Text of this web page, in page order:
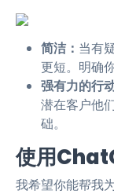
简洁： 当有
更短。明确
强有力的行
潜在客户他
础。
使用
我希望你能帮我